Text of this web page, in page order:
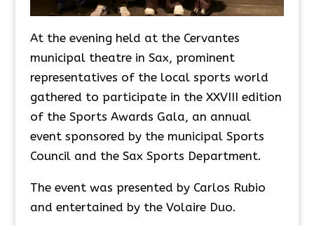
At the evening held at the Cervantes
municipal theatre in Sax, prominent
representatives of the local sports world
gathered to participate in the XXVIII edition
of the Sports Awards Gala, an annual
event sponsored by the municipal Sports
Council and the Sax Sports Department.
The event was presented by Carlos Rubio
and entertained by the Volaire Duo.